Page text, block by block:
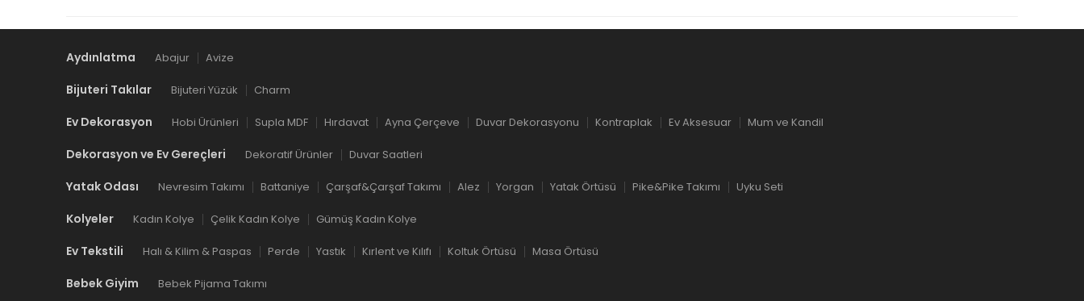
Aydınlatma Abajur Avize
Bijuteri Takılar Bijuteri Yüzük Charm
Ev Dekorasyon Hobi Ürünleri Supla MDF Hırdavat Ayna Çerçeve Duvar Dekorasyonu Kontraplak Ev Aksesuar Mum ve Kandil
Dekorasyon ve Ev Gereçleri Dekoratif Ürünler Duvar Saatleri
Yatak Odası Nevresim Takımı Battaniye Çarşaf&Çarşaf Takımı Alez Yorgan Yatak Örtüsü Pike&Pike Takımı Uyku Seti
Kolyeler Kadın Kolye Çelik Kadın Kolye Gümüş Kadın Kolye
Ev Tekstili Halı & Kilim & Paspas Perde Yastık Kırlent ve Kılıfı Koltuk Örtüsü Masa Örtüsü
Bebek Giyim Bebek Pijama Takımı